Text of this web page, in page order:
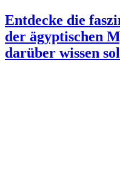
Entdecke die
der ägyptischen
darüber wissen